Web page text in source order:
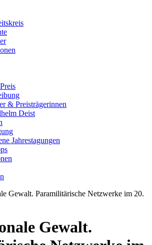
& Preisträgerinnen
Deist
Jahrestagungen
Gewalt. Paramilitärische Netzwerke im 20.
Gewalt.